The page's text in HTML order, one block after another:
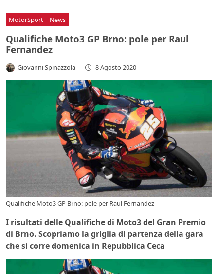
MotorSport News
Qualifiche Moto3 GP Brno: pole per Raul
Fernandez
Giovanni Spinazzola - 8 Agosto 2020
Qualifiche Moto3 GP Brno: pole per Raul Fernandez
I risultati delle Qualifiche di Moto3 del Gran Premio
di Brno. Scopriamo la griglia di partenza della gara
che si corre domenica in Repubblica Ceca